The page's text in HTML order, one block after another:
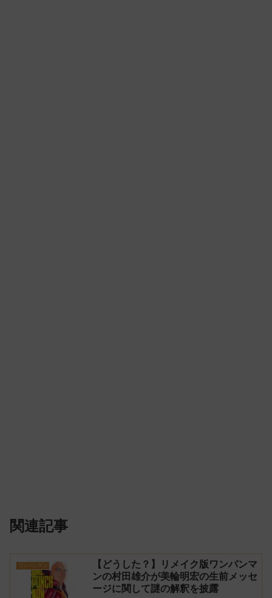
関連記事
ワンパンマン
【どうした？】リメイク版ワンパンマ
ンの村田雄介が美輪明宏の生前メッセ
ージに関して謎の解釈を披露